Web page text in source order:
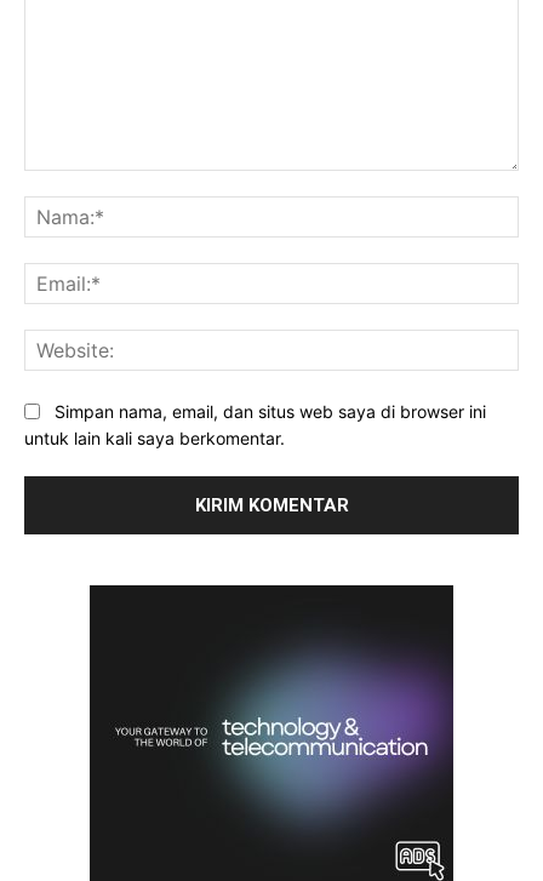
Simpan nama, email, dan situs web saya di browser ini
untuk lain kali saya berkomentar.